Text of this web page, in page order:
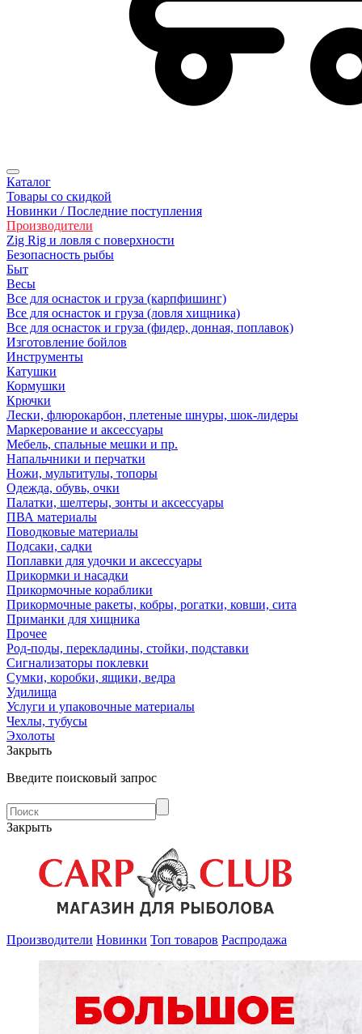
Каталог
Товары со скидкой
Новинки / Последние поступления
Производители
Zig Rig и ловля с поверхности
Безoпасность рыбы
Быт
Весы
Все для оснасток и груза (карпфишинг)
Все для оснасток и груза (ловля хищника)
Все для оснасток и груза (фидер, донная, поплавок)
Изготовление бойлов
Инструменты
Катушки
Кормушки
Крючки
Лески, флюрокарбон, плетеные шнуры, шок-лидеры
Маркерование и аксессуары
Мебель, спальные мешки и пр.
Напальчники и перчатки
Ножи, мультитулы, топоры
Одежда, обувь, очки
Палатки, шелтеры, зонты и аксессуары
ПВА материалы
Поводковые материалы
Подсаки, садки
Поплавки для удочки и аксессуары
Прикормки и насадки
Прикормочные кораблики
Прикормочные ракеты, кобры, рогатки, ковши, сита
Приманки для хищника
Прочее
Род-поды, перекладины, стойки, подставки
Сигнализаторы поклевки
Сумки, коробки, ящики, ведра
Удилища
Услуги и упаковочные материалы
Чехлы, тубусы
Эхолоты
Закрыть
Введите поисковый запрос
Закрыть
Производители Новинки Топ товаров Распродажа